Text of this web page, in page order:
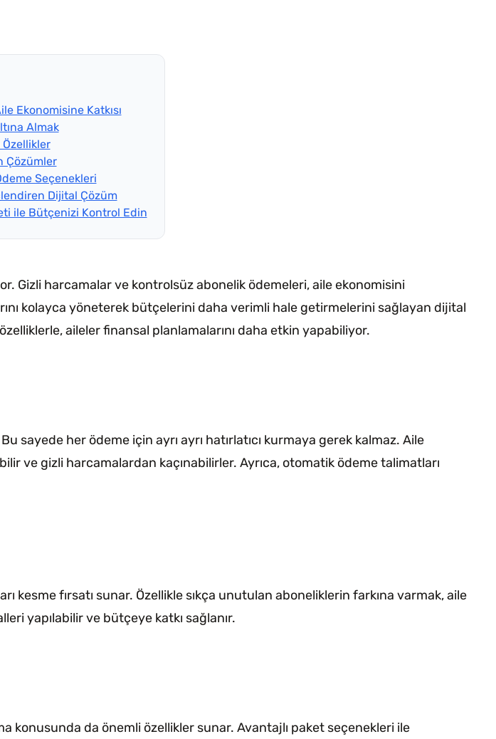
Ekonomisine Katkısı
Almak
Çözümler
Seçenekleri
Dijital Çözüm
ile Bütçenizi Kontrol Edin
Gizli harcamalar ve kontrolsüz abonelik ödemeleri, aile ekonomisini
kolayca yöneterek bütçelerini daha verimli hale getirmelerini sağlayan dijital
aileler finansal planlamalarını daha etkin yapabiliyor.
her ödeme için ayrı ayrı hatırlatıcı kurmaya gerek kalmaz. Aile
ve gizli harcamalardan kaçınabilirler. Ayrıca, otomatik ödeme talimatları
kesme fırsatı sunar. Özellikle sıkça unutulan aboneliklerin farkına varmak, aile
yapılabilir ve bütçeye katkı sağlanır.
konusunda da önemli özellikler sunar. Avantajlı paket seçenekleri ile